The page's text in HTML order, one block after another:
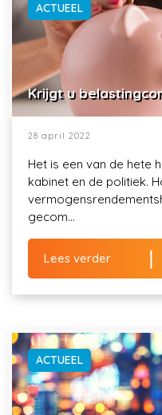
ACTUEEL
Krijgt u
28 april 2022
Het is een van de hete
kabinet en de politiek.
gecom...
Lees verder
ACTUEEL